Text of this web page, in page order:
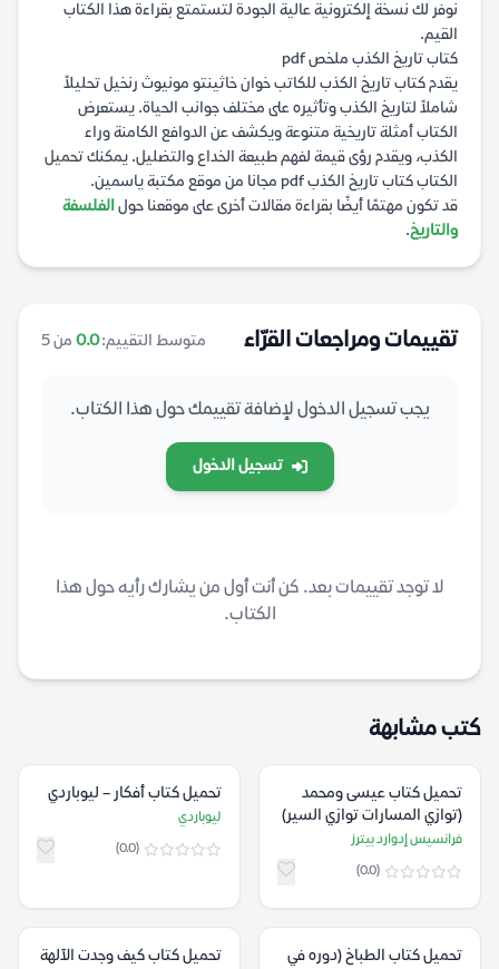
نوفر لك نسخة إلكترونية عالية الجودة لتستمتع بقراءة هذا الكتاب
القيم.
كتاب تاريخ الكذب ملخص pdf
يقدم كتاب تاريخ الكذب للكاتب خوان خاثينتو مونيوث رنخيل تحليلاً
شاملاً لتاريخ الكذب وتأثيره على مختلف جوانب الحياة. يستعرض
الكتاب أمثلة تاريخية متنوعة ويكشف عن الدوافع الكامنة وراء
الكذب، ويقدم رؤى قيمة لفهم طبيعة الخداع والتضليل. يمكنك تحميل
الكتاب كتاب تاريخ الكذب pdf مجانا من موقع مكتبة ياسمين.
قد تكون مهتمًا أيضًا بقراءة مقالات أخرى على موقعنا حولالفلسفة
والتاريخ.
تقييمات ومراجعات القرّاء متوسط التقييم:0.0 من 5
يجب تسجيل الدخول لإضافة تقييمك حول هذا الكتاب.
تسجيل الدخول
لا توجد تقييمات بعد. كن أنت أول من يشارك رأيه حول هذا
الكتاب.
كتب مشابهة
تحميل كتاب عيسى ومحمد
(توازي المسارات توازي السير)
– فرانسيس إدوارد بيترز
فرانسيس إدوارد بيترز
(0.0)
تحميل كتاب أفكار – ليوباردي
ليوباردي
(0.0)
تحميل كتاب الطباخ (دوره في
تحميل كتاب كيف وجدت الآلهة